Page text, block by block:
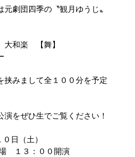
劇団四季の〝観月ゆうじ〟
和楽　【舞】
挟みまして全１００分を予定
演をぜひ生でご覧ください！
日（土）
　１３：００開演